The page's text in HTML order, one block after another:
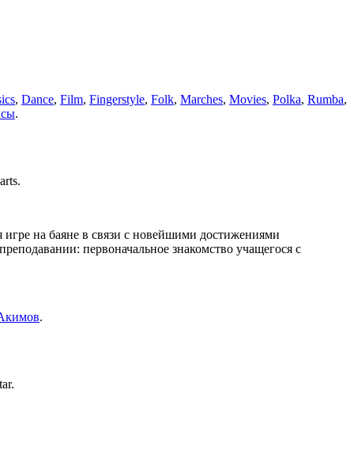
, Dance, Film, Fingerstyle, Folk, Marches, Movies, Polka, Rumba,
.
на баяне в связи с новейшими достижениями
первоначальное знакомство учащегося с
.